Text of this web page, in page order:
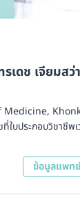
เดช เจียมส
Medicine,
ที่ใบประกอบวิชาชีพ
ข้อมูลแพท